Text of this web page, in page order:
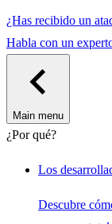
¿Has recibido un
Habla con un
Main menu
¿Por qué?
Los
Descubre